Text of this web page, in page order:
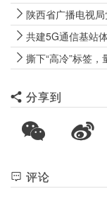
陕西省广播电视局党组书记、局
共建5G通信基站体系，
撕下“高冷”标签
分享到
评论